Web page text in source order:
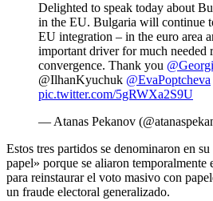
Delighted to speak today about
in the EU. Bulgaria will continue
EU integration – in the euro area
important driver for much needed
convergence. Thank you
@IlhanKyuchuk @EvaPoptcheva
pic.twitter.com/5gRWXa2S9U
— Atanas Pekanov
Estos tres partidos se denominaron en
papel» porque se aliaron temporalmente
para reinstaurar el voto masivo con
un fraude electoral generalizado.